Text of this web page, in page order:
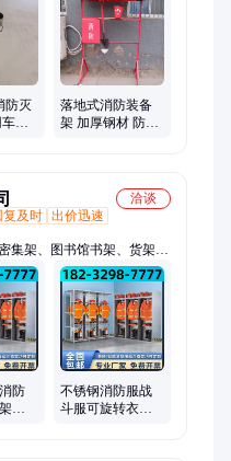
载机电子秤、砌筑升降平
土振动棒、打标机、裁剪
洗消剂、防爆风机
防灭
载
落地式消防装备
架 加厚钢材 防锈
洽谈
复及时 出价迅速
集架、图书馆书架、货架、
、快递柜、存包柜、枪柜、
床、金库门、监狱床、保密
防
消
不锈钢消防服战
斗服可旋转衣帽